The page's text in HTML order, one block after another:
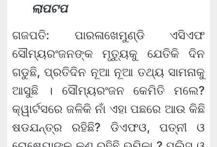
ଲାପଟପ
ଗଜପତି: ପାରଳାଖେମୁଣ୍ଡି ଏସିଏଫ
ସୌମ୍ୟରଂଜନଙ୍କ ମୃତ୍ୟୁକୁ ଯେତିକି ଦିନ
ଗଡୁଛି, ପ୍ରତିଦିନ ନୂଆ ନୂଆ ତଥ୍ୟ ସାମନାକୁ
ଆସୁଛି । ସୌମ୍ୟରଂଜନ କେମିତି ମଲେ?
କ୍ୱାର୍ଟସରେ ଜଳିକି ନାଁ ଏହା ପଛରେ ଆଉ କିଛି
ଷଡଯନ୍ତ୍ର ରହିଛି? ଡିଏଫଓ, ପତ୍ନୀ ଓ